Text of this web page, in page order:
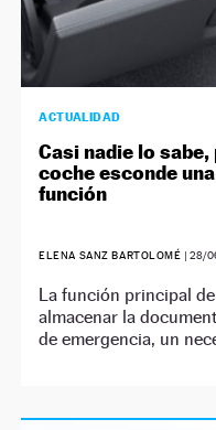
ACTUALIDAD
Casi nadie lo
coche esconde
función
ELENA SANZ BARTOLOMÉ | 28/
La función principal
almacenar la
de emergencia, un